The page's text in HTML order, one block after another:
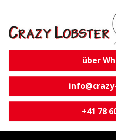
über
+41 78